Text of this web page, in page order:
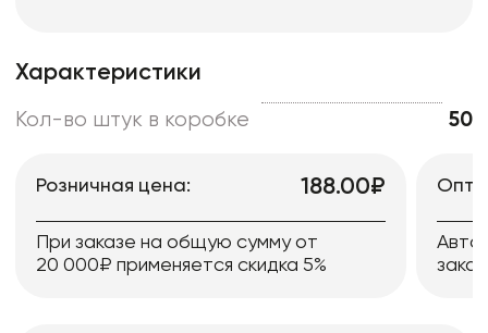
Характеристики
Кол-во штук в коробке 50
Розничная цена: 188.00₽
При заказе на общую сумму от
20 000₽ применяется скидка 5%